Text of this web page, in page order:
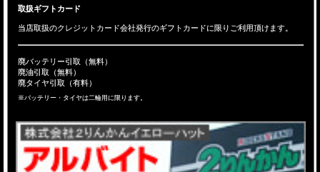
取扱ギフトカード
当店取扱のクレジットカード会社発行のギフトカードに限りご利用頂けます。
廃バッテリー引取（無料）
廃油引取（無料）
廃タイヤ引取（有料）
※バッテリー・タイヤは二輪用に限ります。